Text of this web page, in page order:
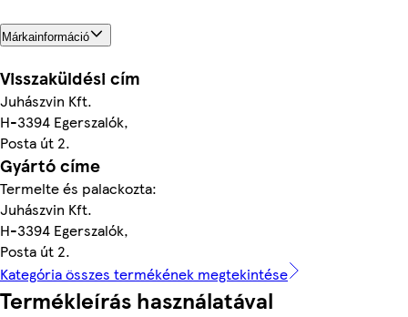
Márkainformáció
Visszaküldési cím
Juhászvin Kft.
H-3394 Egerszalók,
Posta út 2.
Gyártó címe
Termelte és palackozta:
Juhászvin Kft.
H-3394 Egerszalók,
Posta út 2.
Kategória összes termékének megtekintése
Termékleírás használatával